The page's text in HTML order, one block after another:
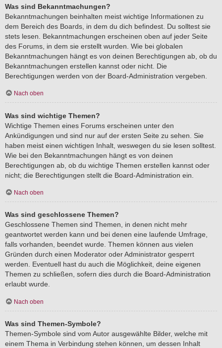
Was sind Bekanntmachungen?
Bekanntmachungen beinhalten meist wichtige Informationen zu
dem Bereich des Boards, in dem du dich befindest. Du solltest sie
stets lesen. Bekanntmachungen erscheinen oben auf jeder Seite
des Forums, in dem sie erstellt wurden. Wie bei globalen
Bekanntmachungen hängt es von deinen Berechtigungen ab, ob du
Bekanntmachungen erstellen kannst oder nicht. Die
Berechtigungen werden von der Board-Administration vergeben.
Nach oben
Was sind wichtige Themen?
Wichtige Themen eines Forums erscheinen unter den
Ankündigungen und sind nur auf der ersten Seite zu sehen. Sie
haben meist einen wichtigen Inhalt, weswegen du sie lesen solltest.
Wie bei den Bekanntmachungen hängt es von deinen
Berechtigungen ab, ob du wichtige Themen erstellen kannst oder
nicht; die Berechtigungen stellt die Board-Administration ein.
Nach oben
Was sind geschlossene Themen?
Geschlossene Themen sind Themen, in denen nicht mehr
geantwortet werden kann und bei denen eine laufende Umfrage,
falls vorhanden, beendet wurde. Themen können aus vielen
Gründen durch einen Moderator oder Administrator gesperrt
werden. Eventuell hast du auch die Möglichkeit, deine eigenen
Themen zu schließen, sofern dies durch die Board-Administration
erlaubt wurde.
Nach oben
Was sind Themen-Symbole?
Themen-Symbole sind vom Autor ausgewählte Bilder, welche mit
einem Thema in Verbindung stehen können, um dessen Inhalt